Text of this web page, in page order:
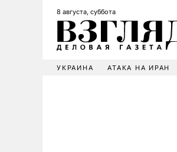
8 августа, суббота
УКРАИНА АТАКА НА ИРАН